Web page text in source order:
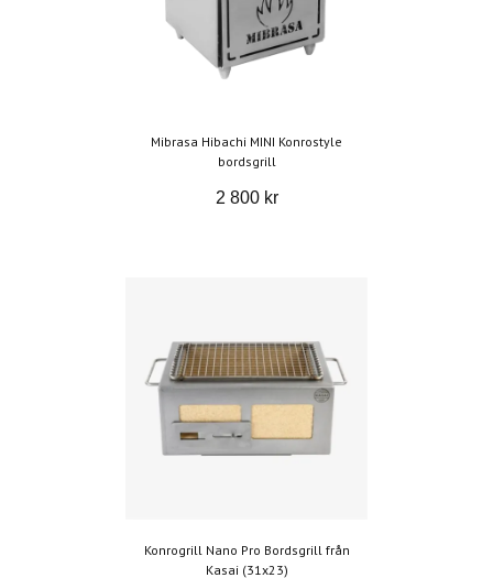
Mibrasa Hibachi MINI Konrostyle
bordsgrill
2 800 kr
Konrogrill Nano Pro Bordsgrill från
Kasai (31x23)